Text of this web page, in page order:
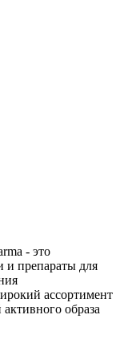
- это
и препараты для
ассортимент
образа